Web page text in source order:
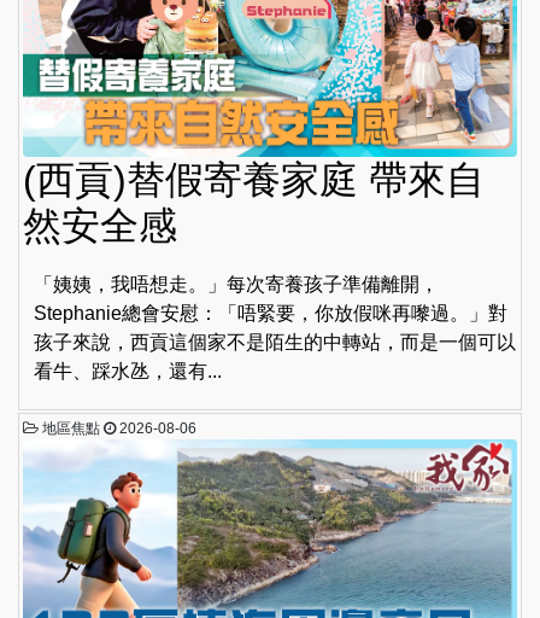
(西貢)替假寄養家庭 帶來自
然安全感
「姨姨，我唔想走。」每次寄養孩子準備離開，
Stephanie總會安慰：「唔緊要，你放假咪再嚟過。」對
孩子來說，西貢這個家不是陌生的中轉站，而是一個可以
看牛、踩水氹，還有...
地區焦點 2026-08-06